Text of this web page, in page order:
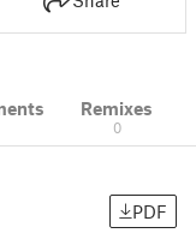
Remixes
0
PDF